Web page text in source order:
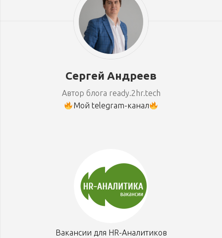
Сергей Андреев
Автор блога ready.2hr.tech
Мой telegram-канал
Вакансии для HR-Аналитиков